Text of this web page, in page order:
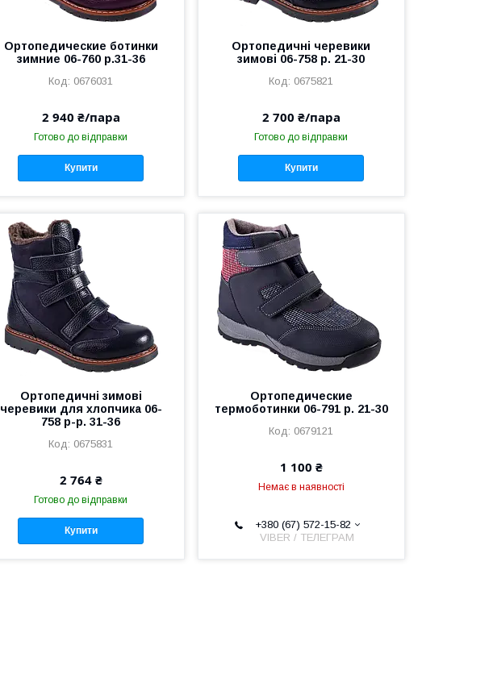
Ортопедические ботинки
зимние 06-760 р.31-36
0676031
2 940 ₴/пара
Готово до відправки
Купити
Ортопедичні черевики
зимові 06-758 р. 21-30
0675821
2 700 ₴/пара
Готово до відправки
Купити
Ортопедичні зимові
черевики для хлопчика 06-
758 р-р. 31-36
0675831
2 764 ₴
Готово до відправки
Купити
Ортопедические
термоботинки 06-791 р. 21-30
0679121
1 100 ₴
Немає в наявності
+380 (67) 572-15-82
VIBER / ТЕЛЕГРАМ